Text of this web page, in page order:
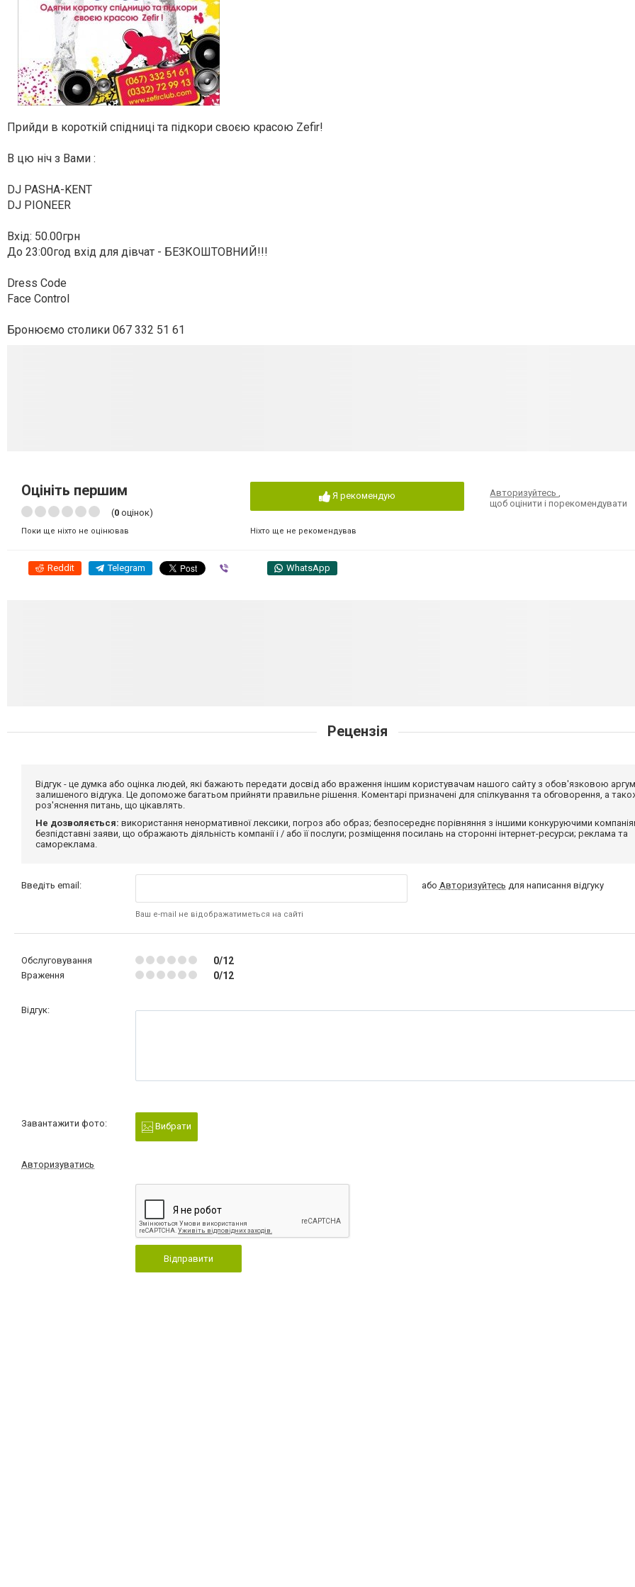
Прийди в короткій спідниці та підкори своєю красою Zefir!
В цю ніч з Вами :
DJ PASHA-KENT
DJ PIONEER
Вхід: 50.00грн
До 23:00год вхід для дівчат - БЕЗКОШТОВНИЙ!!!
Dress Code
Face Control
Бронюємо столики 067 332 51 61
Оцініть першим
(0 оцінок)
Поки ще ніхто не оцінював
Я рекомендую
Ніхто ще не рекомендував
Авторизуйтесь,
щоб оцінити і порекомендувати
Reddit Telegram WhatsApp
Рецензія
Відгук - це думка або оцінка людей, які бажають передати досвід або враження іншим користувачам нашого сайту з обов'язковою
залишеного відгука. Це допоможе багатьом прийняти правильне рішення. Коментарі призначені для спілкування та обговорення, а
роз'яснення питань, що цікавлять.
Не дозволяється: використання ненормативної лексики, погроз або образ; безпосереднє порівняння з іншими конкуруючими
безпідставні заяви, що ображають діяльність компанії і / або її послуги; розміщення посилань на сторонні інтернет-ресурси; реклама та
самореклама.
Введіть email:
Ваш e-mail не відображатиметься на сайті
або Авторизуйтесь для написання відгуку
Обслуговування 0/12
Враження 0/12
Відгук:
Завантажити фото: Вибрати
Авторизуватись
Відправити